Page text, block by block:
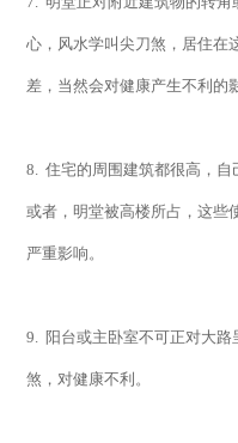
心，风水学叫尖刀煞，居住在
差，当然会对健康产生不利的
8.住宅的周围建筑都很高，自
或者，明堂被高楼所占，这些
严重影响。
9. 阳台或主卧室不可正对大
煞，对健康不利。